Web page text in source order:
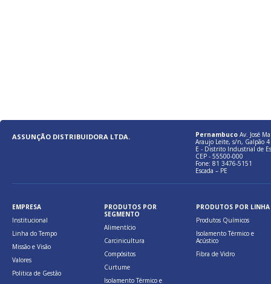
ASSUNÇÃO DISTRIBUIDORA LTDA. Pernambuco Av. José
Araujo Leite, s/n, Galpão 4
E - Distrito Industrial de
CEP - 55500-000
Fone: 81 3476-5151
Escada – PE
EMPRESA
Institucional
Linha do Tempo
Missão e Visão
Valores
Politica de Gestão
PRODUTOS POR
SEGMENTO
Alimentício
Carcinicultura
Compósitos
Curtume
Isolamento Térmico e
PRODUTOS POR LINHA
Produtos Químicos
Isolamento Térmico e
Acústico
Fibra de Vidro